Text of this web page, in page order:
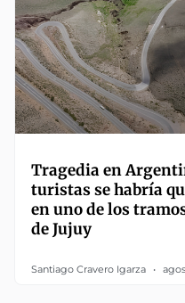
Tragedia en
turistas se habría
en uno de los
de Jujuy
Santiago Cravero Igarza